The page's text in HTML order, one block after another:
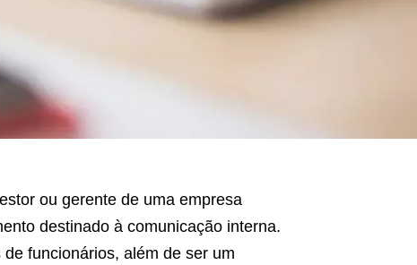
ou gerente de uma empresa
destinado à comunicação interna.
funcionários, além de ser um